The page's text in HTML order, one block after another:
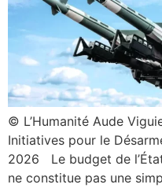
© L’Humanité Aude
Initiatives pour le
2026 Le budget de
ne constitue pas une